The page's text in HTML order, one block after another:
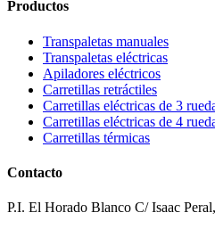
Productos
Transpaletas manuales
Transpaletas eléctricas
Apiladores eléctricos
Carretillas retráctiles
Carretillas eléctricas de 3
Carretillas eléctricas de 4
Carretillas térmicas
Contacto
P.I. El Horado Blanco C/ Isaac